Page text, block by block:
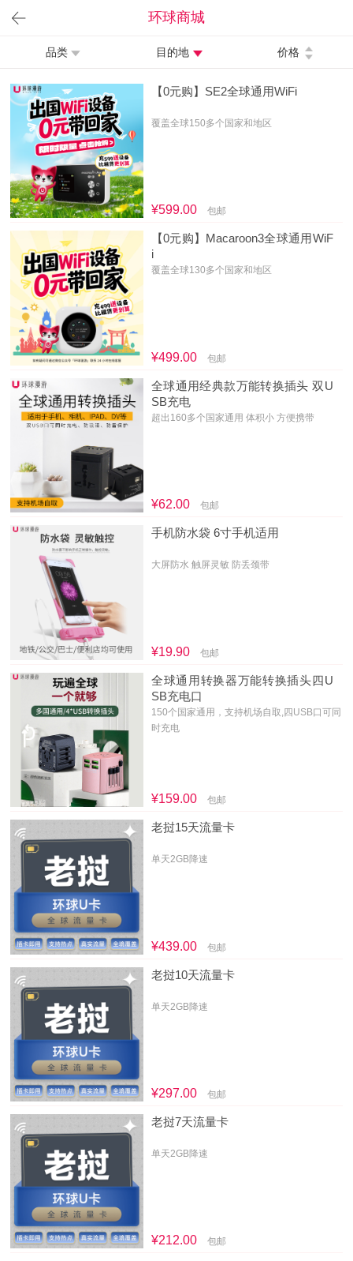
环球商城
品类 目的地 价格
【0元购】SE2全球通用WiFi
覆盖全球150多个国家和地区
¥599.00 包邮
【0元购】Macaroon3全球通用WiF
i
覆盖全球130多个国家和地区
¥499.00 包邮
全球通用经典款万能转换插头 双U
SB充电
超出160多个国家通用 体积小 方便携带
¥62.00 包邮
手机防水袋 6寸手机适用
大屏防水 触屏灵敏 防丢颈带
¥19.90 包邮
全球通用转换器万能转换插头四U
SB充电口
150个国家通用，支持机场自取,四USB口可同
时充电
¥159.00 包邮
老挝15天流量卡
单天2GB降速
¥439.00 包邮
老挝10天流量卡
单天2GB降速
¥297.00 包邮
老挝7天流量卡
单天2GB降速
¥212.00 包邮